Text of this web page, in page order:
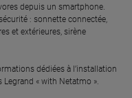
depuis un smartphone.
: sonnette connectée,
et extérieures, sirène
dédiées à l’installation
« with Netatmo ».